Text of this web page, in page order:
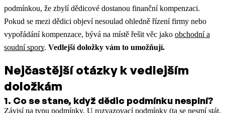
podmínkou, že zbylí dědicové dostanou finanční kompenzaci.
Pokud se mezi dědici objeví nesoulad ohledně řízení firmy nebo
vypořádání kompenzace, bývá na místě řešit věc jako obchodní a
soudní spory. Vedlejší doložky vám to umožňují.
Nejčastější otázky k vedlejším
doložkám
1. Co se stane, když dědic podmínku nesplní?
Závisí na typu podmínky. U rozvazovací podmínky (ta se nesmí stát,